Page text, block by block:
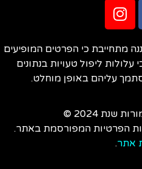
מתחייבת כי הפרטים המופיעים
ליפול טעויות בנתונים
עליהם באופן מוחלט.
שנת 2024 ©
הפרטיות המפורסמת באתר.
אתר.